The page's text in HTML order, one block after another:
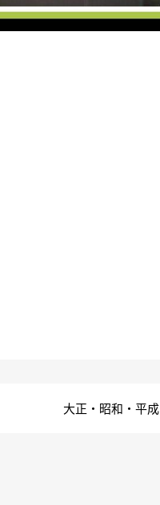
大正・昭和・平成